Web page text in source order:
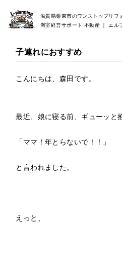
滋賀県栗東市のワンストップリフ
満室経営サポート 不動産 ｜ エル
子連れにおすすめ
こんにちは、森田です。
最近、娘に寝る前、ギューッと
「ママ！年とらないで！！」
と言われました。
えっと、